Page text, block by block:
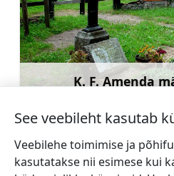
K. F. Amenda
See veebileht kasutab
Veebilehe toimimise ja
kasutatakse nii esimese kui